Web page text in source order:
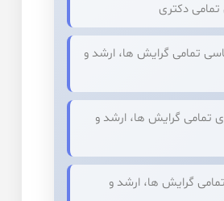
دکتری
تمامی گرایش ها، ارشد و
تمامی گرایش ها، ارشد و
گرایش ها، ارشد و